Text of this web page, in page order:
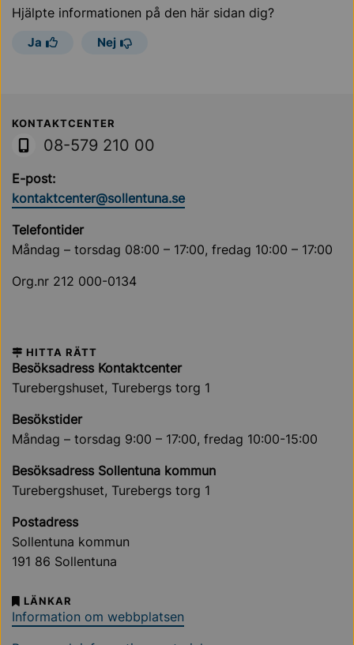
Hjälpte informationen på den här sidan dig?
Ja Nej
Sollentuna Kommun
KONTAKTCENTER
08-579 210 00
E-post:
kontaktcenter@sollentuna.se
Telefontider
Måndag – torsdag 08:00 – 17:00, fredag 10:00 – 17:00
Org.nr 212 000-0134
HITTA RÄTT
Besöksadress Kontaktcenter
Turebergshuset, Turebergs torg 1
Besökstider
Måndag – torsdag 9:00 – 17:00, fredag 10:00-15:00
Besöksadress Sollentuna kommun
Turebergshuset, Turebergs torg 1
Postadress
Sollentuna kommun
191 86 Sollentuna
LÄNKAR
Information om webbplatsen